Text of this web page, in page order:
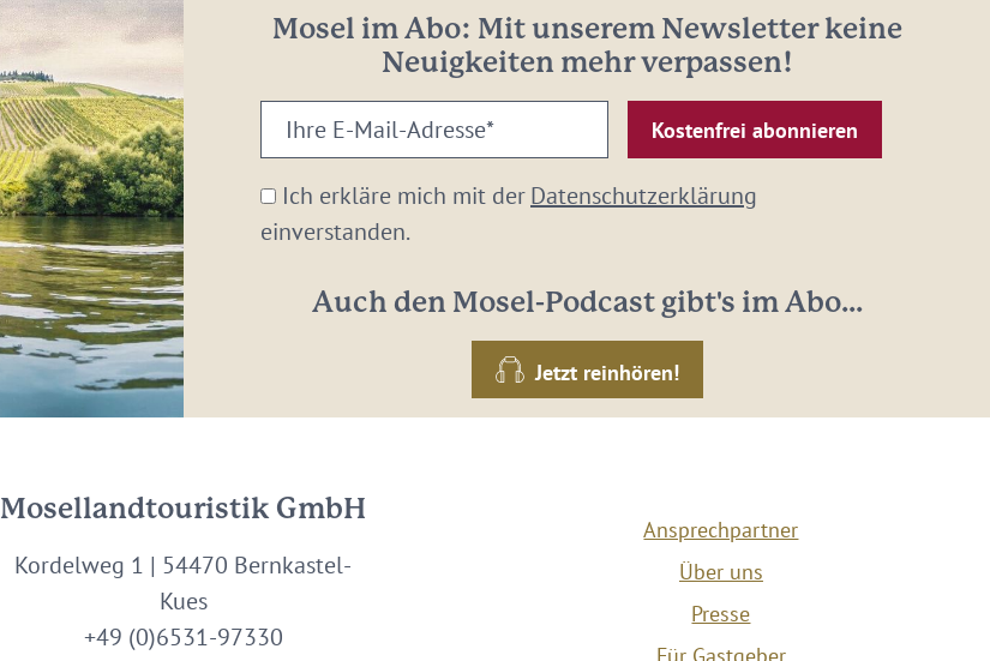
Mosel im Abo: Mit unserem Newsletter keine
Neuigkeiten mehr verpassen!
Ihre
E-
Mail-
Adresse:
Ich erkläre mich mit derDatenschutzerklärung
einverstanden.
Auch den Mosel-Podcast gibt's im Abo...
Jetzt reinhören!
Mosellandtouristik GmbH
Kordelweg 1 | 54470 Bernkastel-
Kues
+49 (0)6531-97330
Ansprechpartner
Über uns
Presse